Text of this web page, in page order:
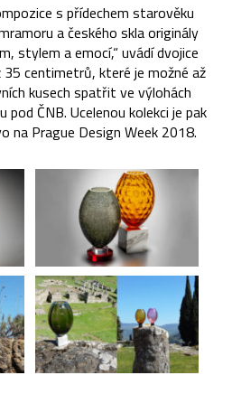
s přídechem starověku
a českého skla originály
stylem a emocí,“ uvádí dvojice
centimetrů, které je možné až
kusech spatřit ve výlohách
pod ČNB. Ucelenou kolekci je pak
na Prague Design Week 2018.